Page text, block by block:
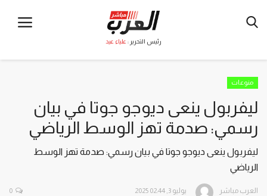
رئيس التحرير : علياء عيد
منوعات
ليفربول ينعى ديوجو جوتا في بيان
رسمي: صدمة تهز الوسط الرياضي
ليفربول ينعى ديوجو جوتا في بيان رسمي: صدمة تهز الوسط
الرياضي
العرب مباشر يوليو 3, 2025 02:44 0